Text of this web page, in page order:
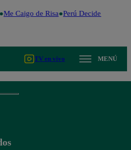
Me Caigo de Risa Perú Decide 2026
TV en vivo MENÚ